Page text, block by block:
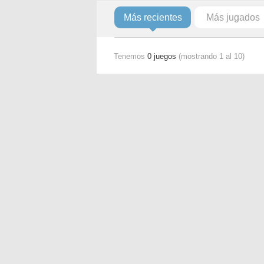
Más recientes Más jugados
Tenemos 0 juegos (mostrando 1 al 10)